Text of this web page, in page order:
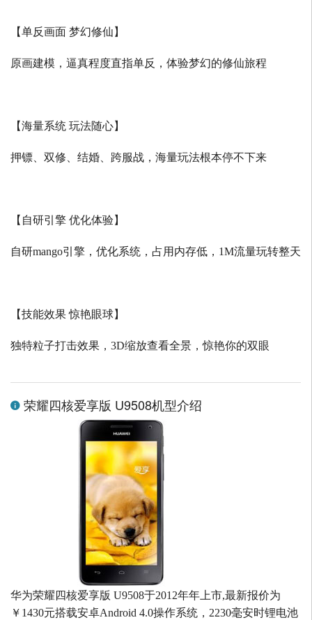
【单反画面 梦幻修仙】
原画建模，逼真程度直指单反，体验梦幻的修仙旅程
【海量系统 玩法随心】
押镖、双修、结婚、跨服战，海量玩法根本停不下来
【自研引擎 优化体验】
自研mango引擎，优化系统，占用内存低， 1M流量玩转整天
【技能效果 惊艳眼球】
独特粒子打击效果， 3D缩放查看全景，惊艳你的双眼
荣耀四核爱享版 U9508机型介绍
华为荣耀四核爱享版 U9508于2012年年上市,最新报价为
￥1430元搭载安卓Android 4.0操作系统，2230毫安时锂电池